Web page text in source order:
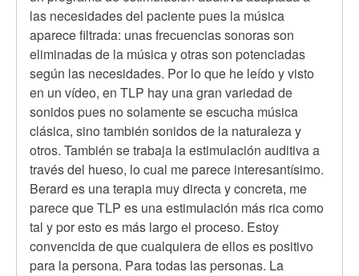
las necesidades del paciente pues la música
aparece filtrada: unas frecuencias sonoras son
eliminadas de la música y otras son potenciadas
según las necesidades. Por lo que he leído y visto
en un vídeo, en TLP hay una gran variedad de
sonidos pues no solamente se escucha música
clásica, sino también sonidos de la naturaleza y
otros. También se trabaja la estimulación auditiva a
través del hueso, lo cual me parece interesantísimo.
Berard es una terapia muy directa y concreta, me
parece que TLP es una estimulación más rica como
tal y por esto es más largo el proceso. Estoy
convencida de que cualquiera de ellos es positivo
para la persona. Para todas las personas. La